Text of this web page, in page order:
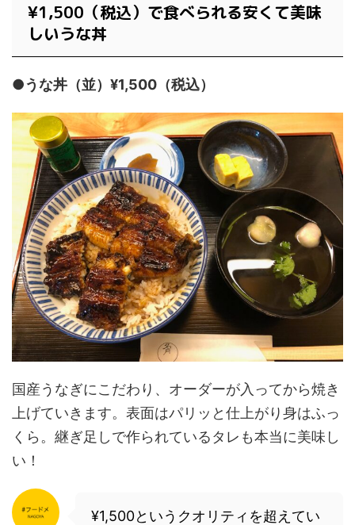
¥1,500（税込）で食べられる安くて美味
しいうな丼
●うな丼（並）¥1,500（税込）
国産うなぎにこだわり、オーダーが入ってから焼き
上げていきます。表面はパリッと仕上がり身はふっ
くら。継ぎ足しで作られているタレも本当に美味し
い！
¥1,500というクオリティを超えてい